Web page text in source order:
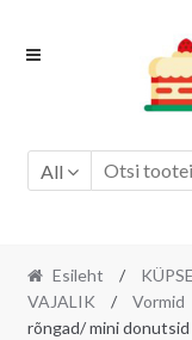
Skip
Skip
All
Esileht /
VAJALIK
/ Vormid
rõngad/ mini donutsid